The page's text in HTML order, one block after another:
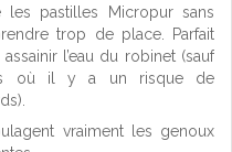
les pastilles Micropur sans
trop de place. Parfait
l’eau du robinet (sauf
où il y a un risque de
vraiment les genoux